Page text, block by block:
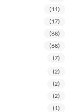
(11)
(17)
(88)
(68)
(7)
(2)
(2)
(2)
(1)